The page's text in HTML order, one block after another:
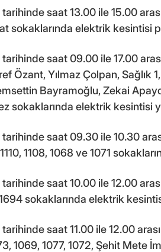
saat 13.00 ile 15.00
sokaklarında elektrik kesintisi
saat 09.00 ile 17.00
Özant, Yılmaz Çolpan, Sağlık
Bayramoğlu, Zekai
sokaklarında elektrik kesintisi
saat 09.30 ile 10.30
1108, 1068 ve 1071
saat 10.00 ile 12.00
sokaklarında elektrik
saat 11.00 ile 12.00
1069, 1077, 1072, Şehit Mete